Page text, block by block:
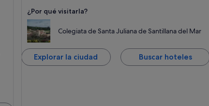
¿Por qué visitarla?
Colegiata de Santa Juliana de Santillana del Mar
Explorar la ciudad Buscar hoteles